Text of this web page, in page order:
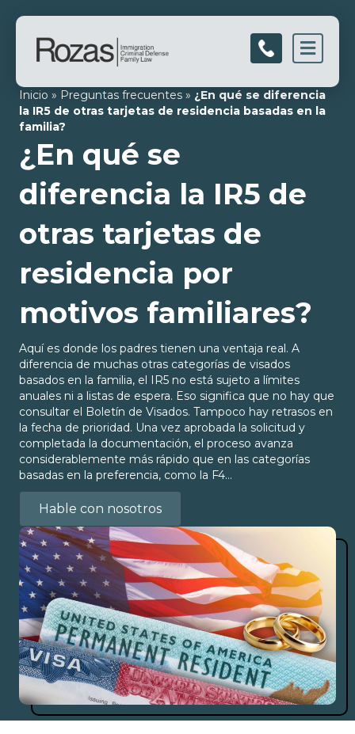
Inicio » Preguntas frecuentes » ¿En qué se diferencia
la IR5 de otras tarjetas de residencia basadas en la
familia?
¿En qué se
diferencia la IR5 de
otras tarjetas de
residencia por
motivos familiares?
Aquí es donde los padres tienen una ventaja real. A
diferencia de muchas otras categorías de visados
basados en la familia, el IR5 no está sujeto a límites
anuales ni a listas de espera. Eso significa que no hay que
consultar el Boletín de Visados. Tampoco hay retrasos en
la fecha de prioridad. Una vez aprobada la solicitud y
completada la documentación, el proceso avanza
considerablemente más rápido que en las categorías
basadas en la preferencia, como la F4…
Hable con nosotros